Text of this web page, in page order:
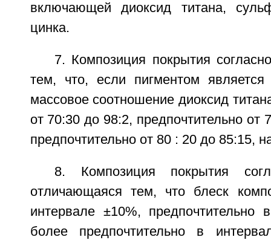
включающей диоксид титана,
цинка.
7. Композиция покрытия
тем, что, если пигментом является
массовое соотношение диоксид
от 70:30 до 98:2, предпочтительно от
предпочтительно от 80 : 20 до 85:15,
8. Композиция покрытия
отличающаяся тем, что блеск
интервале ±10%, предпочтительно
более предпочтительно в